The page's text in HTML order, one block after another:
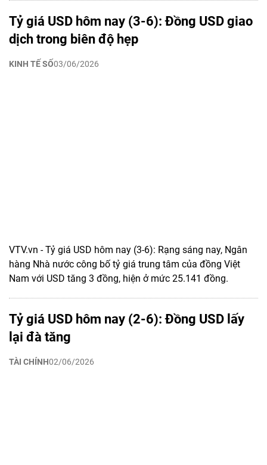
Tỷ giá USD hôm nay (3-6): Đồng USD giao
dịch trong biên độ hẹp
KINH TẾ SỐ03/06/2026
VTV.vn - Tỷ giá USD hôm nay (3-6): Rạng sáng nay, Ngân
hàng Nhà nước công bố tỷ giá trung tâm của đồng Việt
Nam với USD tăng 3 đồng, hiện ở mức 25.141 đồng.
Tỷ giá USD hôm nay (2-6): Đồng USD lấy
lại đà tăng
TÀI CHÍNH02/06/2026